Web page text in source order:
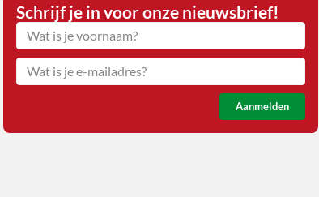
Schrijf je in voor onze nieuwsbrief!
Aanmelden